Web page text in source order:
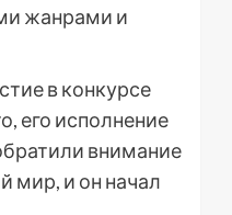
жанрами и
в конкурсе
его исполнение
внимание
мир, и он начал